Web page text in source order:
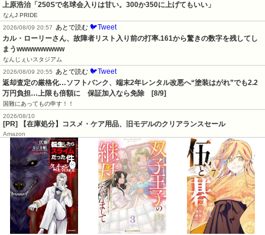
上原浩治「250Sで名球会入りは甘い。300か350に上げてもいい」
なんJ PRIDE
2026/08/09 20:57
あとで読む 🐦Tweet
カル・ローリーさん、故障者リスト入り前の打率.161から驚きの数字を残してし
まうwwwwwwwww
なんじぇいスタジアム
2026/08/09 20:55
あとで読む 🐦Tweet
返却査定の厳格化…ソフトバンク、端末2年レンタル改悪へ“塗装はがれ”でも2.2
万円負担…上限も倍額に　保証加入なら免除　[8/9]
国難にあってもの申す！！
2026/08/10
[PR] 【在庫処分】コスメ・ケア用品、旧モデルのクリアランスセール
Amazon